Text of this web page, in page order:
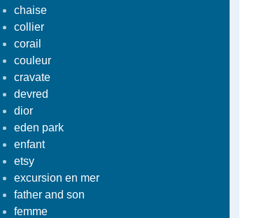
chaise
collier
corail
couleur
cravate
devred
dior
eden park
enfant
etsy
excursion en mer
father and son
femme